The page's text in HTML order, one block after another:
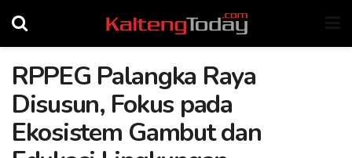
RPPEG Palangka Raya
Disusun, Fokus pada
Ekosistem Gambut dan